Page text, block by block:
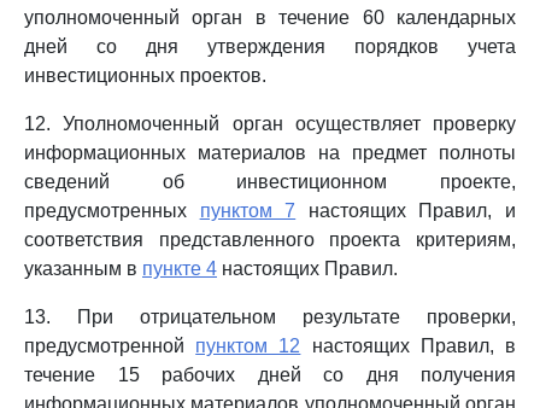
уполномоченный орган в течение 60 календарных
дней со дня утверждения порядков учета
инвестиционных проектов.
12. Уполномоченный орган осуществляет проверку
информационных материалов на предмет полноты
сведений об инвестиционном проекте,
предусмотренных пунктом 7 настоящих Правил, и
соответствия представленного проекта критериям,
указанным в пункте 4 настоящих Правил.
13. При отрицательном результате проверки,
предусмотренной пунктом 12 настоящих Правил, в
течение 15 рабочих дней со дня получения
информационных материалов уполномоченный орган